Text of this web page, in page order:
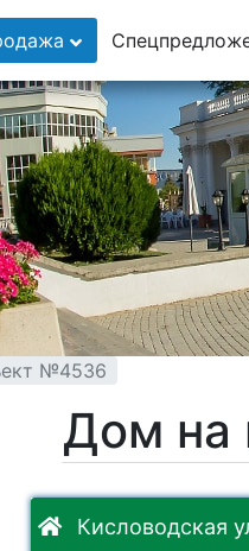
8 (928) 5555-929
8 (928) 3054-111
№4536
Дом на
Кисловодская